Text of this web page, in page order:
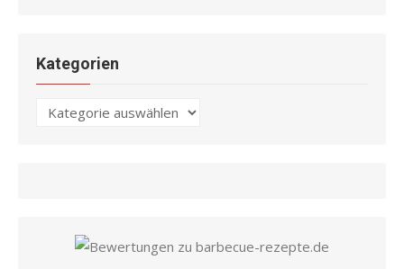
Kategorien
Kategorien